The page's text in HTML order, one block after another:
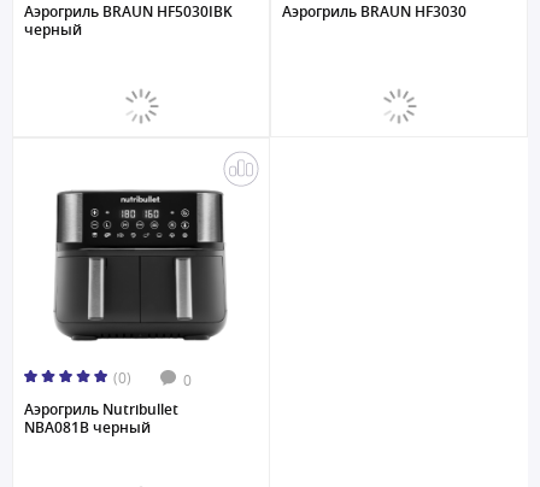
Аэрогриль BRAUN HF5030IBK
черный
Аэрогриль BRAUN HF3030
(0) 0
Аэрогриль Nutribullet
NBA081B черный